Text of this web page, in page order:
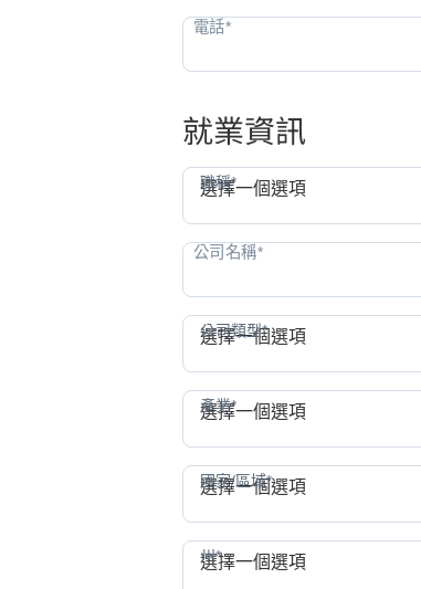
就業資訊
職稱*
選擇一個選項
公司類型*
選擇一個選項
產業*
選擇一個選項
國家/區域*
選擇一個選項
州*
選擇一個選項